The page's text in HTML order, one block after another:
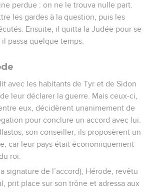
perdue : on ne le trouva nulle part.
les gardes à la question, puis les
Ensuite, il quitta la Judée pour se
passa quelque temps.
avec les habitants de Tyr et de Sidon
leur déclarer la guerre. Mais ceux-ci,
eux, décidèrent unanimement de
pour conclure un accord avec lui.
son conseiller, ils proposèrent un
car leur pays était économiquement
roi.
signature de l’accord), Hérode, revêtu
prit place sur son trône et adressa aux